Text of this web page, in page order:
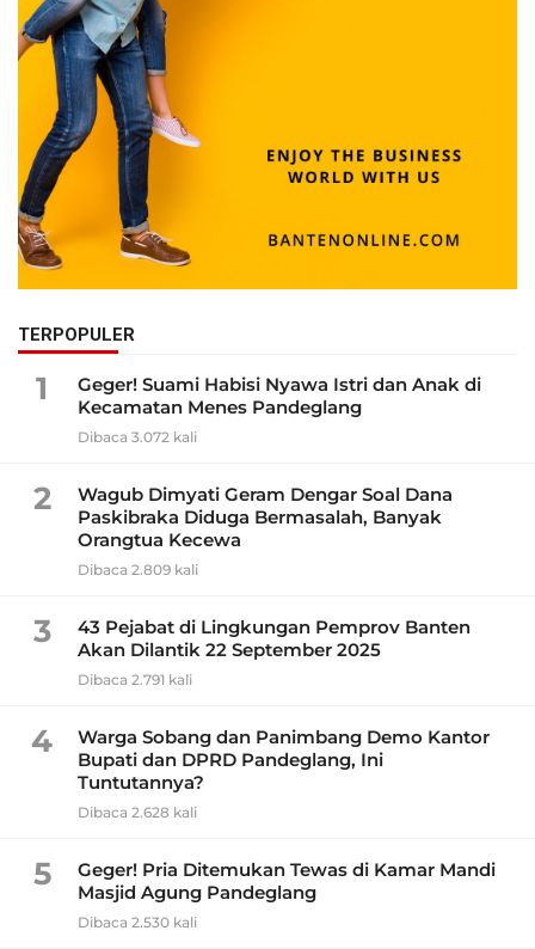
TERPOPULER
1
Geger! Suami Habisi Nyawa Istri dan Anak di
Kecamatan Menes Pandeglang
Dibaca 3.072 kali
2
Wagub Dimyati Geram Dengar Soal Dana
Paskibraka Diduga Bermasalah, Banyak
Orangtua Kecewa
Dibaca 2.809 kali
3
43 Pejabat di Lingkungan Pemprov Banten
Akan Dilantik 22 September 2025
Dibaca 2.791 kali
4
Warga Sobang dan Panimbang Demo Kantor
Bupati dan DPRD Pandeglang, Ini
Tuntutannya?
Dibaca 2.628 kali
5
Geger! Pria Ditemukan Tewas di Kamar Mandi
Masjid Agung Pandeglang
Dibaca 2.530 kali